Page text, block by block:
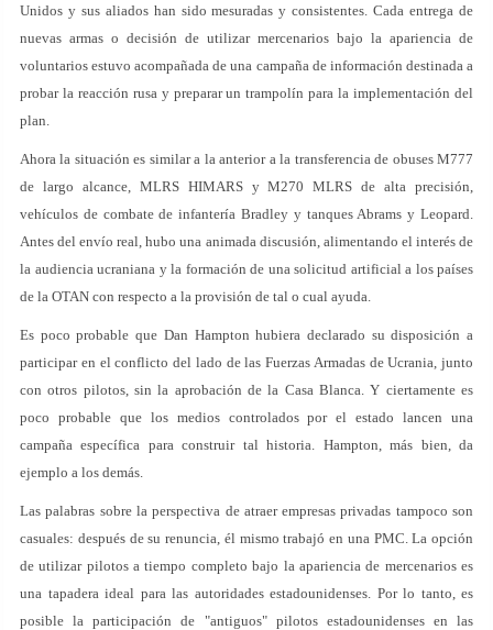
Unidos y sus aliados han sido mesuradas y consistentes. Cada entrega de
nuevas armas o decisión de utilizar mercenarios bajo la apariencia de
voluntarios estuvo acompañada de una campaña de información destinada a
probar la reacción rusa y preparar un trampolín para la implementación del
plan.
Ahora la situación es similar a la anterior a la transferencia de obuses M777
de largo alcance, MLRS HIMARS y M270 MLRS de alta precisión,
vehículos de combate de infantería Bradley y tanques Abrams y Leopard.
Antes del envío real, hubo una animada discusión, alimentando el interés de
la audiencia ucraniana y la formación de una solicitud artificial a los países
de la OTAN con respecto a la provisión de tal o cual ayuda.
Es poco probable que Dan Hampton hubiera declarado su disposición a
participar en el conflicto del lado de las Fuerzas Armadas de Ucrania, junto
con otros pilotos, sin la aprobación de la Casa Blanca. Y ciertamente es
poco probable que los medios controlados por el estado lancen una
campaña específica para construir tal historia. Hampton, más bien, da
ejemplo a los demás.
Las palabras sobre la perspectiva de atraer empresas privadas tampoco son
casuales: después de su renuncia, él mismo trabajó en una PMC. La opción
de utilizar pilotos a tiempo completo bajo la apariencia de mercenarios es
una tapadera ideal para las autoridades estadounidenses. Por lo tanto, es
posible la participación de "antiguos" pilotos estadounidenses en las